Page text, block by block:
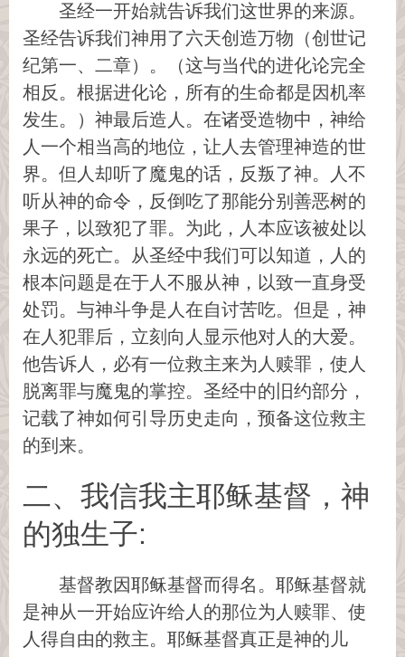
圣经一开始就告诉我们这世界的来源。
圣经告诉我们神用了六天创造万物（创世记
纪第一、二章）。（这与当代的进化论完全
相反。根据进化论，所有的生命都是因机率
发生。）神最后造人。在诸受造物中，神给
人一个相当高的地位，让人去管理神造的世
界。但人却听了魔鬼的话，反叛了神。人不
听从神的命令，反倒吃了那能分别善恶树的
果子，以致犯了罪。为此，人本应该被处以
永远的死亡。从圣经中我们可以知道，人的
根本问题是在于人不服从神，以致一直身受
处罚。与神斗争是人在自讨苦吃。但是，神
在人犯罪后，立刻向人显示他对人的大爱。
他告诉人，必有一位救主来为人赎罪，使人
脱离罪与魔鬼的掌控。圣经中的旧约部分，
记载了神如何引导历史走向，预备这位救主
的到来。
二、我信我主耶稣基督，神
的独生子:
基督教因耶稣基督而得名。耶稣基督就
是神从一开始应许给人的那位为人赎罪、使
人得自由的救主。耶稣基督真正是神的儿